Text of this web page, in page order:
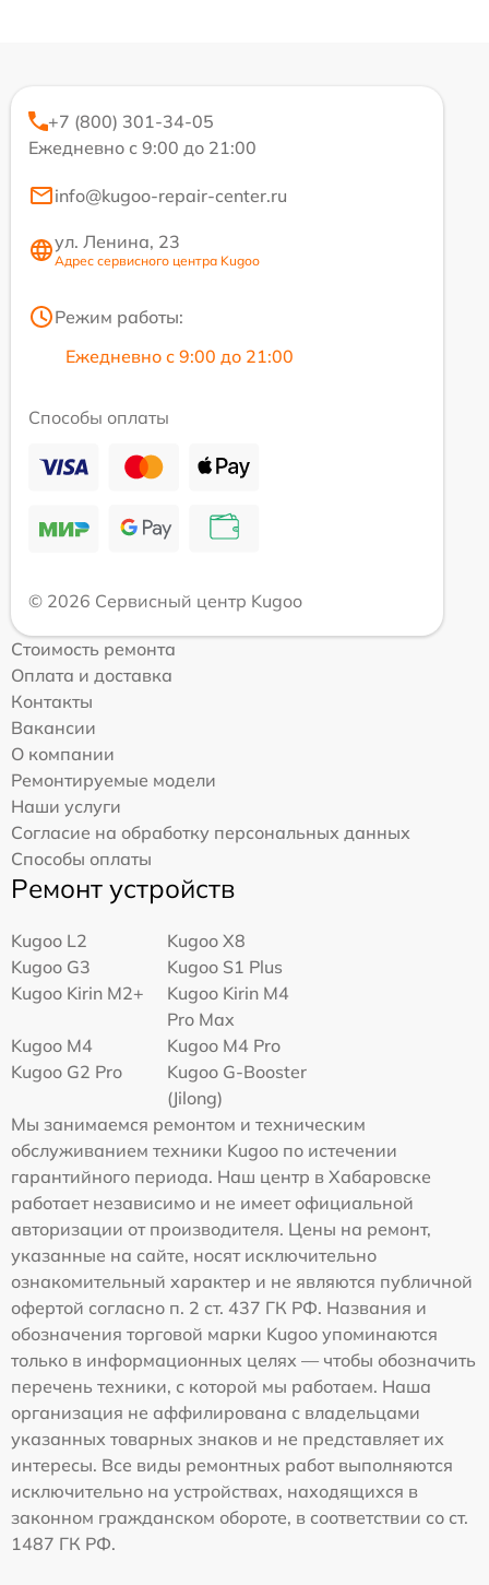
+7 (800) 301-34-05
Ежедневно с 9:00 до 21:00
info@kugoo-repair-center.ru
ул. Ленина, 23
Адрес сервисного центра Kugoo
Режим работы:
Ежедневно с 9:00 до 21:00
Способы оплаты
© 2026 Сервисный центр Kugoo
Стоимость ремонта
Оплата и доставка
Контакты
Вакансии
О компании
Ремонтируемые модели
Наши услуги
Согласие на обработку персональных данных
Способы оплаты
Ремонт устройств
Kugoo L2
Kugoo X8
Kugoo G3
Kugoo S1 Plus
Kugoo Kirin M2+
Kugoo Kirin M4
Pro Max
Kugoo M4
Kugoo M4 Pro
Kugoo G2 Pro
Kugoo G-Booster
(Jilong)
Мы занимаемся ремонтом и техническим
обслуживанием техники Kugoo по истечении
гарантийного периода. Наш центр в Хабаровске
работает независимо и не имеет официальной
авторизации от производителя. Цены на ремонт,
указанные на сайте, носят исключительно
ознакомительный характер и не являются публичной
офертой согласно п. 2 ст. 437 ГК РФ. Названия и
обозначения торговой марки Kugoo упоминаются
только в информационных целях — чтобы обозначить
перечень техники, с которой мы работаем. Наша
организация не аффилирована с владельцами
указанных товарных знаков и не представляет их
интересы. Все виды ремонтных работ выполняются
исключительно на устройствах, находящихся в
законном гражданском обороте, в соответствии со ст.
1487 ГК РФ.